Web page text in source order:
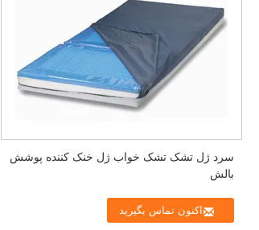
سرد ژل تشک تشک خواب ژل خنک کننده پوشش
بالش
اکنون تماس بگیرید